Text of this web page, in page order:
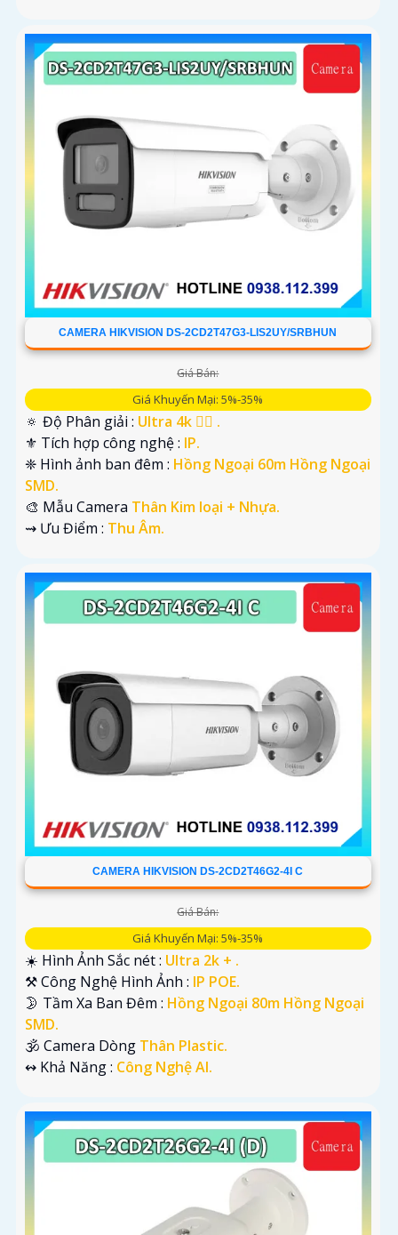
CAMERA HIKVISION DS-2CD2T47G3-LIS2UY/SRBHUN
Giá Bán:
Giá Khuyến Mại: 5%-35%
🔅 Độ Phân giải : Ultra 4k 👍🏾 .
⚜️ Tích hợp công nghệ : IP.
❈ Hình ảnh ban đêm : Hồng Ngoại 60m Hồng Ngoại
SMD.
🎨 Mẫu Camera Thân Kim loại + Nhựa.
️⇝ Ưu Điểm : Thu Âm.
CAMERA HIKVISION DS-2CD2T46G2-4I C
Giá Bán:
Giá Khuyến Mại: 5%-35%
☀️ Hình Ảnh Sắc nét : Ultra 2k + .
⚒ Công Nghệ Hình Ảnh : IP POE.
🌛 Tầm Xa Ban Đêm : Hồng Ngoại 80m Hồng Ngoại
SMD.
🕉️ Camera Dòng Thân Plastic.
️↭ Khả Năng : Công Nghệ AI.